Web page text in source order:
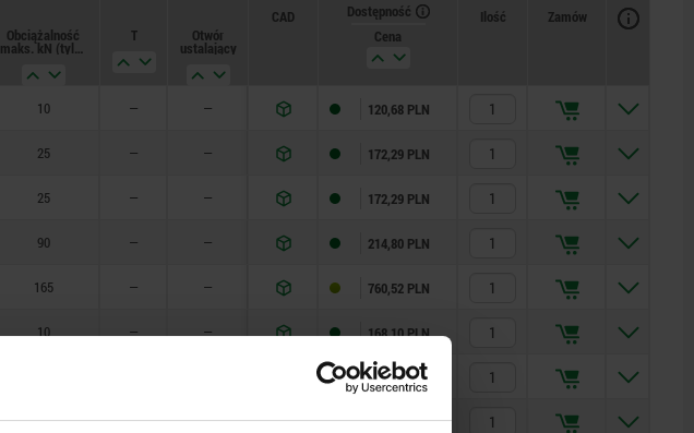
Obciążalność
maks. kN (tylko
statycznym)
T Otwór
ustalający
CAD
Dostępność
Cena
Ilość Zamów
10 — — 120,68 PLN
25 — — 172,29 PLN
25 — — 172,29 PLN
90 — — 214,80 PLN
165 — — 760,52 PLN
10 — — 168,10 PLN
214,25 PLN
25 — — 215,26 PLN